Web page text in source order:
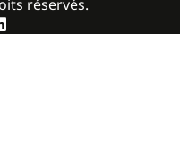
réservés.